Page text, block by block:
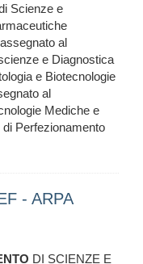
Scienze e
al
e Diagnostica
e Biotecnologie
al
Mediche e
Perfezionamento
- ARPA
DI SCIENZE E